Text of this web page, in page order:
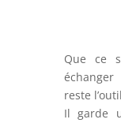
Que ce
reste
Il garde